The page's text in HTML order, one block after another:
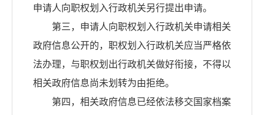
申请人向职权划入行政机关另行提出申请。
第三，申请人向职权划入行政机关申请相关
政府信息公开的，职权划入行政机关应当严格依
法办理，与职权划出行政机关做好衔接，不得以
相关政府信息尚未划转为由拒绝。
第四，相关政府信息已经依法移交国家档案